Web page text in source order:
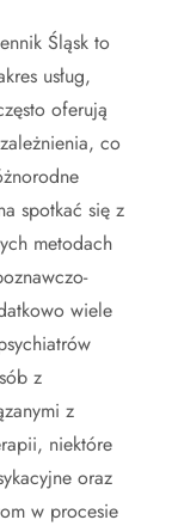
Śląsk to
usług,
oferują
co
spotkać się z
metodach
wiele
z
z
niektóre
oraz
w procesie